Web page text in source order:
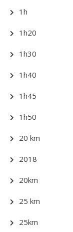
1h
1h20
1h30
1h40
1h45
1h50
20 km
2018
20km
25 km
25km